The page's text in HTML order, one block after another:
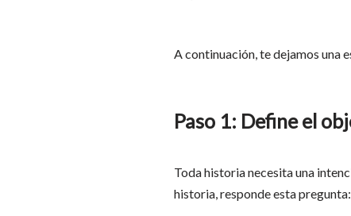
A continuación, te dejamos una
Paso 1: Define el
Toda historia necesita una
historia, responde esta pregunta: